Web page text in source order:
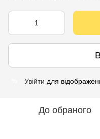
Увійти для
До обраного